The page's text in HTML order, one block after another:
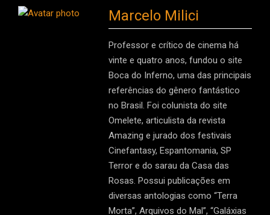
Marcelo Milici
Professor e crítico de cinema há
vinte e quatro anos, fundou o site
Boca do Inferno, uma das principais
referências do gênero fantástico
no Brasil. Foi colunista do site
Omelete, articulista da revista
Amazing e jurado dos festivais
Cinefantasy, Espantomania, SP
Terror e do sarau da Casa das
Rosas. Possui publicações em
diversas antologias como “Terra
Morta”, Arquivos do Mal”, “Galáxias